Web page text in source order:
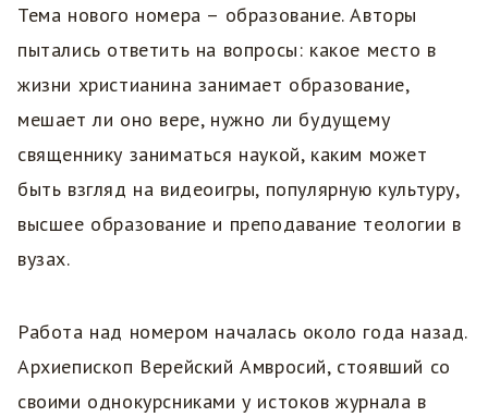
Тема нового номера – образование. Авторы
пытались ответить на вопросы: какое место в
жизни христианина занимает образование,
мешает ли оно вере, нужно ли будущему
священнику заниматься наукой, каким может
быть взгляд на видеоигры, популярную культуру,
высшее образование и преподавание теологии в
вузах.
Работа над номером началась около года назад.
Архиепископ Верейский Амвросий, стоявший со
своими однокурсниками у истоков журнала в